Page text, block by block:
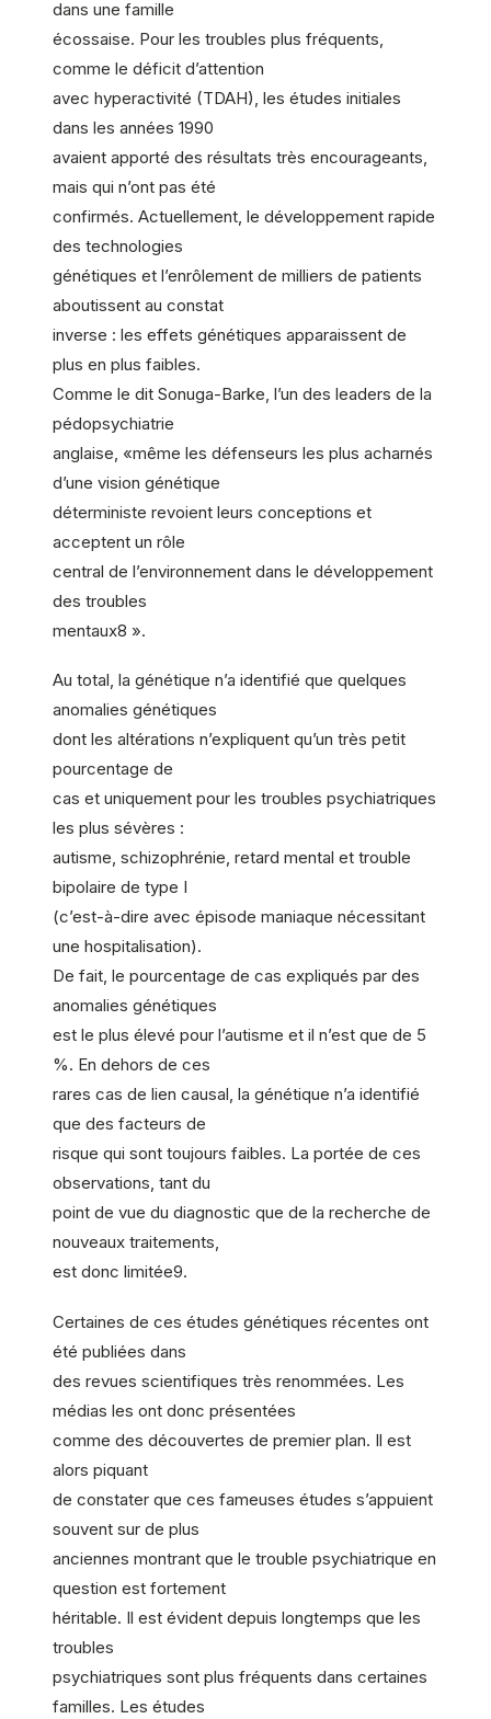
dans une famille
écossaise. Pour les troubles plus fréquents,
comme le déficit d’attention
avec hyperactivité (TDAH), les études initiales
dans les années 1990
avaient apporté des résultats très encourageants,
mais qui n’ont pas été
confirmés. Actuellement, le développement rapide
des technologies
génétiques et l’enrôlement de milliers de patients
aboutissent au constat
inverse : les effets génétiques apparaissent de
plus en plus faibles.
Comme le dit Sonuga-Barke, l’un des leaders de la
pédopsychiatrie
anglaise, «même les défenseurs les plus acharnés
d’une vision génétique
déterministe revoient leurs conceptions et
acceptent un rôle
central de l’environnement dans le développement
des troubles
mentaux8 ».
Au total, la génétique n’a identifié que quelques
anomalies génétiques
dont les altérations n’expliquent qu’un très petit
pourcentage de
cas et uniquement pour les troubles psychiatriques
les plus sévères :
autisme, schizophrénie, retard mental et trouble
bipolaire de type I
(c’est-à-dire avec épisode maniaque nécessitant
une hospitalisation).
De fait, le pourcentage de cas expliqués par des
anomalies génétiques
est le plus élevé pour l’autisme et il n’est que de 5
%. En dehors de ces
rares cas de lien causal, la génétique n’a identifié
que des facteurs de
risque qui sont toujours faibles. La portée de ces
observations, tant du
point de vue du diagnostic que de la recherche de
nouveaux traitements,
est donc limitée9.
Certaines de ces études génétiques récentes ont
été publiées dans
des revues scientifiques très renommées. Les
médias les ont donc présentées
comme des découvertes de premier plan. Il est
alors piquant
de constater que ces fameuses études s’appuient
souvent sur de plus
anciennes montrant que le trouble psychiatrique en
question est fortement
héritable. Il est évident depuis longtemps que les
troubles
psychiatriques sont plus fréquents dans certaines
familles. Les études